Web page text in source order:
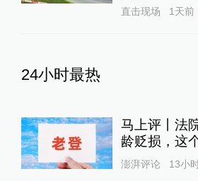
直击现场 1天前
24小时最热
马上评丨法
龄贬损，这
澎湃评论 13小